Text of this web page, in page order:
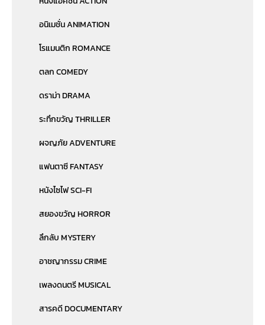
อนิเมชั่น ANIMATION
โรแมนติก ROMANCE
ตลก COMEDY
ดราม่า DRAMA
ระทึกขวัญ THRILLER
ผจญภัย ADVENTURE
แฟนตาซี FANTASY
หนังไซไฟ SCI-FI
สยองขวัญ HORROR
ลึกลับ MYSTERY
อาชญากรรม CRIME
เพลงดนตรี MUSICAL
สารคดี DOCUMENTARY